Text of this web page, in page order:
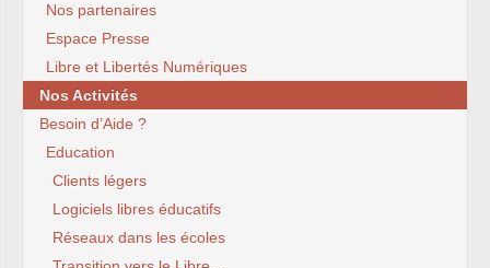
Nos partenaires
Espace Presse
Libre et Libertés Numériques
Nos Activités
Besoin d’Aide ?
Education
Clients légers
Logiciels libres éducatifs
Réseaux dans les écoles